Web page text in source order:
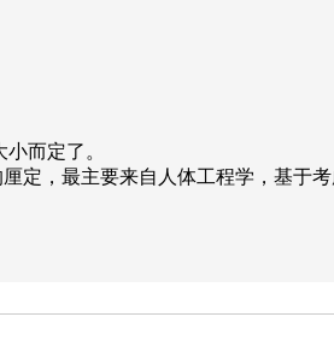
而定了。
，最主要来自人体工程学，基于